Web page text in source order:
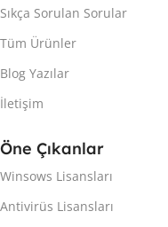
Sıkça Sorulan Sorular
Tüm Ürünler
Blog Yazılar
İletişim
Öne Çıkanlar
Winsows Lisansları
Antivirüs Lisansları